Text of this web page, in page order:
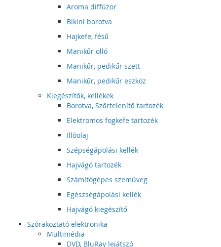
Aroma diffúzor
Bikini borotva
Hajkefe, fésű
Manikűr olló
Manikűr, pedikűr szett
Manikűr, pedikűr eszköz
Kiegészítők, kellékek
Borotva, Szőrtelenítő tartozék
Elektromos fogkefe tartozék
Illóolaj
Szépségápolási kellék
Hajvágó tartozék
Számítógépes szemüveg
Egészségápolási kellék
Hajvágó kiegészítő
Szórakoztató elektronika
Multimédia
DVD, BluRay lejátszó